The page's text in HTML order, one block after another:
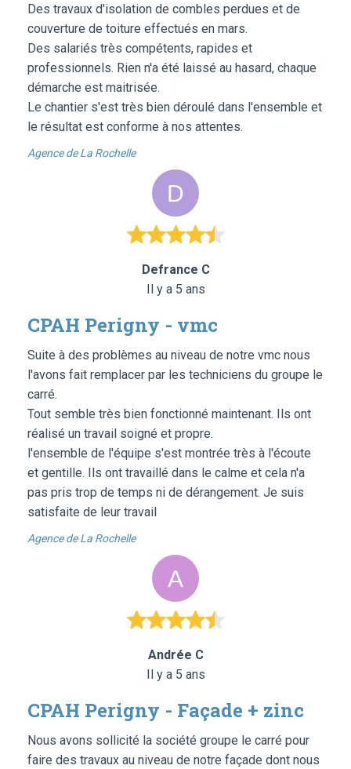
Des travaux d'isolation de combles perdues et de
couverture de toiture effectués en mars.
Des salariés très compétents, rapides et
professionnels. Rien n'a été laissé au hasard, chaque
démarche est maitrisée.
Le chantier s'est très bien déroulé dans l'ensemble et
le résultat est conforme à nos attentes.
Agence de La Rochelle
Defrance C
Il y a 5 ans
CPAH Perigny - vmc
Suite à des problèmes au niveau de notre vmc nous
l'avons fait remplacer par les techniciens du groupe le
carré.
Tout semble très bien fonctionné maintenant. Ils ont
réalisé un travail soigné et propre.
l'ensemble de l'équipe s'est montrée très à l'écoute
et gentille. Ils ont travaillé dans le calme et cela n'a
pas pris trop de temps ni de dérangement. Je suis
satisfaite de leur travail
Agence de La Rochelle
Andrée C
Il y a 5 ans
CPAH Perigny - Façade + zinc
Nous avons sollicité la société groupe le carré pour
faire des travaux au niveau de notre façade dont nous